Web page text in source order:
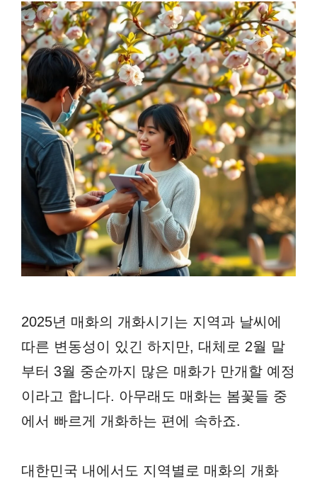
2025년 매화의 개화시기는 지역과 날씨에
따른 변동성이 있긴 하지만, 대체로 2월 말
부터 3월 중순까지 많은 매화가 만개할 예정
이라고 합니다. 아무래도 매화는 봄꽃들 중
에서 빠르게 개화하는 편에 속하죠.
대한민국 내에서도 지역별로 매화의 개화